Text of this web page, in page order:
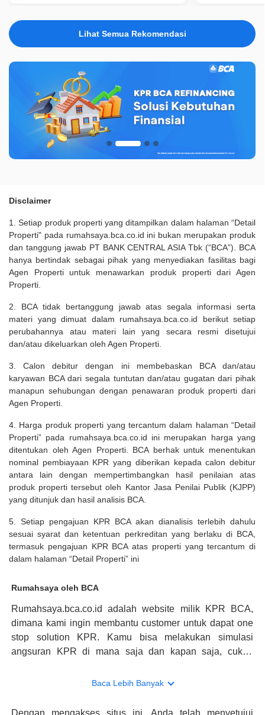
Lihat Semua Rekomendasi
Disclaimer
1. Setiap produk properti yang ditampilkan dalam halaman “Detail
Properti" pada rumahsaya.bca.co.id ini bukan merupakan produk
dan tanggung jawab PT BANK CENTRAL ASIA Tbk (“BCA”). BCA
hanya bertindak sebagai pihak yang menyediakan fasilitas bagi
Agen Properti untuk menawarkan produk properti dari Agen
Properti.
2. BCA tidak bertanggung jawab atas segala informasi serta
materi yang dimuat dalam rumahsaya.bca.co.id berikut setiap
perubahannya atau materi lain yang secara resmi disetujui
dan/atau dikeluarkan oleh Agen Properti.
3. Calon debitur dengan ini membebaskan BCA dan/atau
karyawan BCA dari segala tuntutan dan/atau gugatan dari pihak
manapun sehubungan dengan penawaran produk properti dari
Agen Properti.
4. Harga produk properti yang tercantum dalam halaman “Detail
Properti” pada rumahsaya.bca.co.id ini merupakan harga yang
ditentukan oleh Agen Properti. BCA berhak untuk menentukan
nominal pembiayaan KPR yang diberikan kepada calon debitur
antara lain dengan mempertimbangkan hasil penilaian atas
produk properti tersebut oleh Kantor Jasa Penilai Publik (KJPP)
yang ditunjuk dan hasil analisis BCA.
5. Setiap pengajuan KPR BCA akan dianalisis terlebih dahulu
sesuai syarat dan ketentuan perkreditan yang berlaku di BCA,
termasuk pengajuan KPR BCA atas properti yang tercantum di
dalam halaman “Detail Properti” ini
Rumahsaya oleh BCA
Rumahsaya.bca.co.id adalah website milik KPR BCA,
dimana kami ingin membantu customer untuk dapat one
stop solution KPR. Kamu bisa melakukan simulasi
angsuran KPR di mana saja dan kapan saja, cukup
konsultasi mengenai KPR, maka ada layanan live chat
memberikan keuntungan yang berlipat, persyaratan
Baca Lebih Banyak